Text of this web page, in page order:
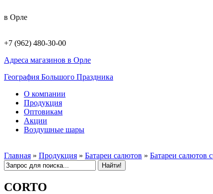
в Орле
+7 (962) 480-30-00
Адреса магазинов в Орле
География Большого Праздника
О компании
Продукция
Оптовикам
Акции
Воздушные шары
Главная » Продукция » Батареи салютов » Батареи салютов
CORTO